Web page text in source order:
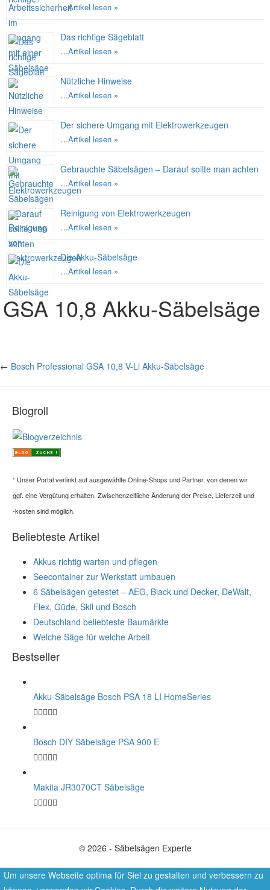
…Artikel lesen »
Das richtige Sägeblatt
…Artikel lesen »
Nützliche Hinweise
…Artikel lesen »
Der sichere Umgang mit Elektrowerkzeugen
…Artikel lesen »
Gebrauchte Säbelsägen – Darauf sollte man achten
…Artikel lesen »
Reinigung von Elektrowerkzeugen
…Artikel lesen »
Die Akku-Säbelsäge
…Artikel lesen »
GSA 10,8 Akku-Säbelsäge
← Bosch Professional GSA 10,8 V-Li Akku-Säbelsäge
Blogroll
¹ Unser Portal verlinkt auf ausgewählte Online-Shops und Partner, von denen wir
ggf. eine Vergütung erhalten. Zwischenzeitliche Änderung der Preise, Lieferzeit und
-kosten sind möglich.
Beliebteste Artikel
Akkus richtig warten und pflegen
Seecontainer zur Werkstatt umbauen
6 Säbelsägen getestet – AEG, Black und Decker, DeWalt,
Flex, Güde, Skil und Bosch
Deutschland beliebteste Baumärkte
Welche Säge für welche Arbeit
Bestseller
Akku-Säbelsäge Bosch PSA 18 LI HomeSeries
Bosch DIY Säbelsäge PSA 900 E
Makita JR3070CT Säbelsäge
© 2026 - Säbelsägen Experte
Um unsere Webseite optima für Siel zu gestalten und verbessern zu